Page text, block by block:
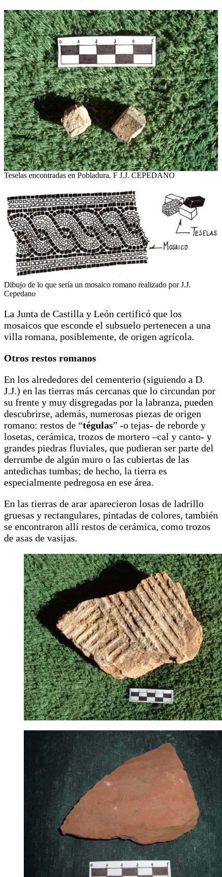
Teselas encontradas en Pobladura. F J.J. CEPEDANO
Dibujo de lo que sería un mosaico romano realizado por J.J.
Cepedano
La Junta de Castilla y León certificó que los
mosaicos que esconde el subsuelo pertenecen a una
villa romana, posiblemente, de origen agrícola.
Otros restos romanos
En los alrededores del cementerio (siguiendo a D.
J.J.) en las tierras más cercanas que lo circundan por
su frente y muy disgregadas por la labranza, pueden
descubrirse, además, numerosas piezas de origen
romano: restos de “tégulas” -o tejas- de reborde y
losetas, cerámica, trozos de mortero –cal y canto- y
grandes piedras fluviales, que pudieran ser parte del
derrumbe de algún muro o las cubiertas de las
antedichas tumbas; de hecho, la tierra es
especialmente pedregosa en ese área.
En las tierras de arar aparecieron losas de ladrillo
gruesas y rectangulares, pintadas de colores, también
se encontraron allí restos de cerámica, como trozos
de asas de vasijas.